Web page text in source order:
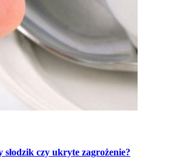
słodzik czy ukryte zagrożenie?